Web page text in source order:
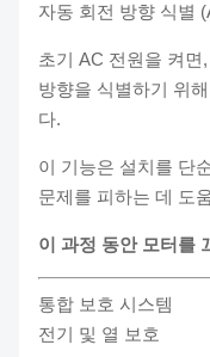
자동 회전 방향 식별
초기 AC 전원을 켜면
방향을 식별하기 위
다.
이 기능은 설치를 단
문제를 피하는 데 도
이 과정 동안 모터를
통합 보호 시스템
전기 및 열 보호